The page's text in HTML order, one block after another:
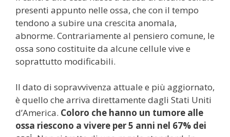
presenti appunto nelle ossa, che con il tempo
tendono a subire una crescita anomala,
abnorme. Contrariamente al pensiero comune, le
ossa sono costituite da alcune cellule vive e
soprattutto modificabili.
Il dato di sopravvivenza attuale e più aggiornato,
è quello che arriva direttamente dagli Stati Uniti
d’America. Coloro che hanno un tumore alle
ossa riescono a vivere per 5 anni nel 67% dei